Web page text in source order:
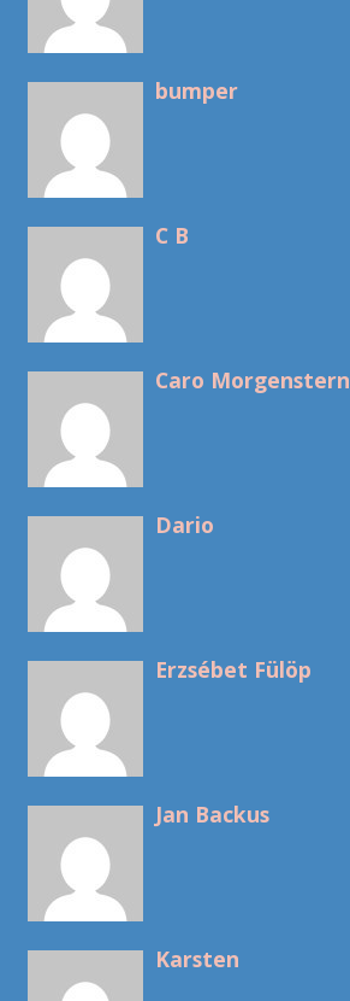
bumper
C B
Caro Morgenstern
Dario
Erzsébet Fülöp
Jan Backus
Karsten